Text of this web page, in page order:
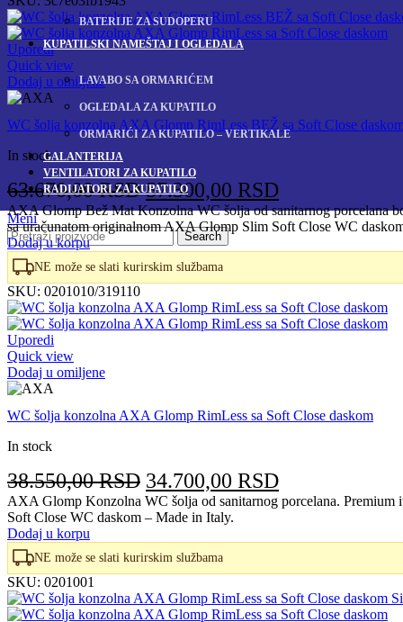
BATERIJE ZA SUDOPERU
KUPATILSKI NAMEŠTAJ I OGLEDALA
LAVABO SA ORMARIĆEM
OGLEDALA ZA KUPATILO
ORMARIĆI ZA KUPATILO – VERTIKALE
GALANTERIJA
VENTILATORI ZA KUPATILO
RADIJATORI ZA KUPATILO
Meni
Search
Uporedi
Quick view
Dodaj u omiljene
WC šolja konzolna AXA Glomp RimLess BEŽ sa Soft Close
In stock
63.670,00RSDOriginalna
cena
je
bila:
63.670,00 RSD.
57.300,00 RSDTrenutna
cena
je:
AXA Glomp Bež Mat Konzolna WC šolja od sanitarnog porcelana
sa uračunatom originalnom AXA Glomp Slim Soft Close WC
Dodaj u korpu
NE može se slati kurirskim službama
SKU: 0201010/319110
Uporedi
Quick view
Dodaj u omiljene
WC šolja konzolna AXA Glomp RimLess sa Soft Close daskom
In stock
38.550,00RSD Originalna
cena
je
bila:
38.550,00 RSD.
34.700,00 RSDTrenutna
cena
AXA Glomp Konzolna WC šolja od sanitarnog porcelana. Premium
Soft Close WC daskom – Made in Italy.
Dodaj u korpu
NE može se slati kurirskim službama
SKU: 0201001